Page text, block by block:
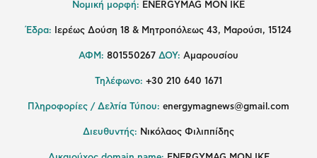
Νομική μορφή: ENERGYMAG MON IKE
Έδρα: Ιερέως Δούση 18 & Μητροπόλεως 43, Μαρούσι, 15124
ΑΦΜ: 801550267 ΔΟΥ: Αμαρουσίου
Τηλέφωνο: +30 210 640 1671
Πληροφορίες / Δελτία Τύπου: energymagnews@gmail.com
Διευθυντής: Νικόλαος Φιλιππίδης